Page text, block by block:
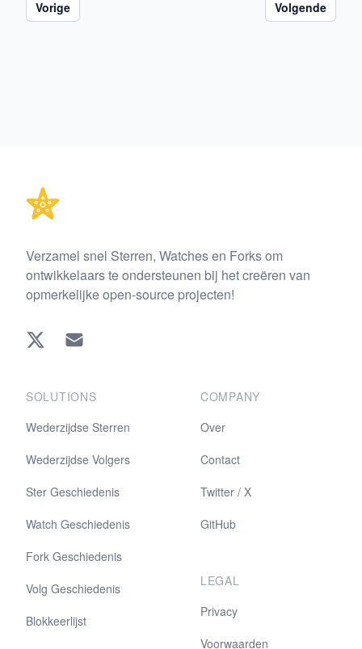
Vorige Volgende
Verzamel snel Sterren, Watches en Forks om
ontwikkelaars te ondersteunen bij het creëren van
opmerkelijke open-source projecten!
Twitter EMAIL
SOLUTIONS
Wederzijdse Sterren
Wederzijdse Volgers
Ster Geschiedenis
Watch Geschiedenis
Fork Geschiedenis
Volg Geschiedenis
Blokkeerlijst
COMPANY
Over
Contact
Twitter / X
GitHub
LEGAL
Privacy
Voorwaarden